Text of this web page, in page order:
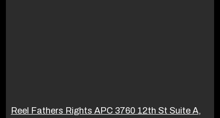
Reel Fathers Rights APC 3760 12th St Suite A,